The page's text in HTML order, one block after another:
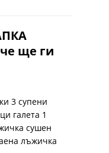
ще ги
3 супени
галета 1
сушен
лъжичка